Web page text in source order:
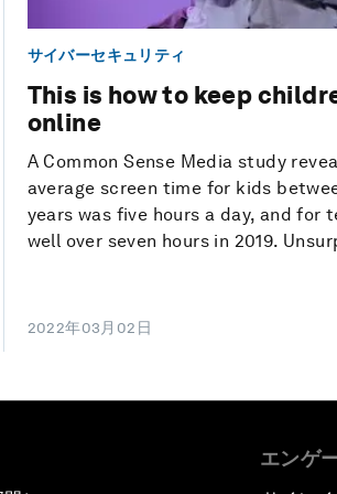
サイバーセキュリティ
This is how to keep
online
A Common Sense Media study
average screen time for kids
years was five hours a day, and for
well over seven hours in 2019.
2022年03月02日
エンゲ